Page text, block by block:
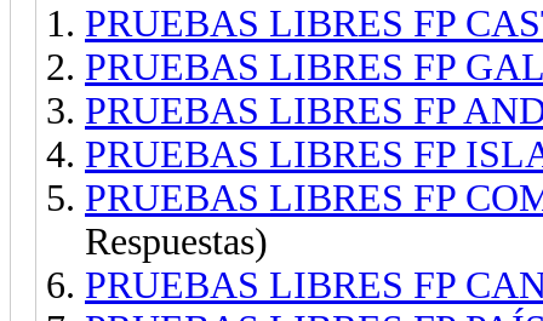
PRUEBAS LIBRES FP
PRUEBAS LIBRES FP
PRUEBAS LIBRES FP
PRUEBAS LIBRES FP
PRUEBAS LIBRES FP
Respuestas)
PRUEBAS LIBRES FP